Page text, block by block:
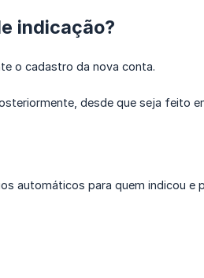
indicação?
o cadastro da nova conta.
desde que seja feito
automáticos para quem indicou e